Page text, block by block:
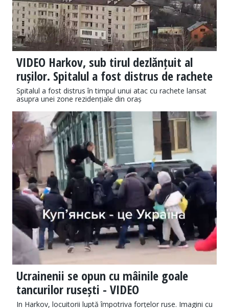
VIDEO Harkov, sub tirul dezlănțuit al
rușilor. Spitalul a fost distrus de rachete
Spitalul a fost distrus în timpul unui atac cu rachete lansat
asupra unei zone rezidențiale din oraș
Ucrainenii se opun cu mâinile goale
tancurilor rusești - VIDEO
In Harkov, locuitorii luptă împotriva forțelor ruse. Imagini cu